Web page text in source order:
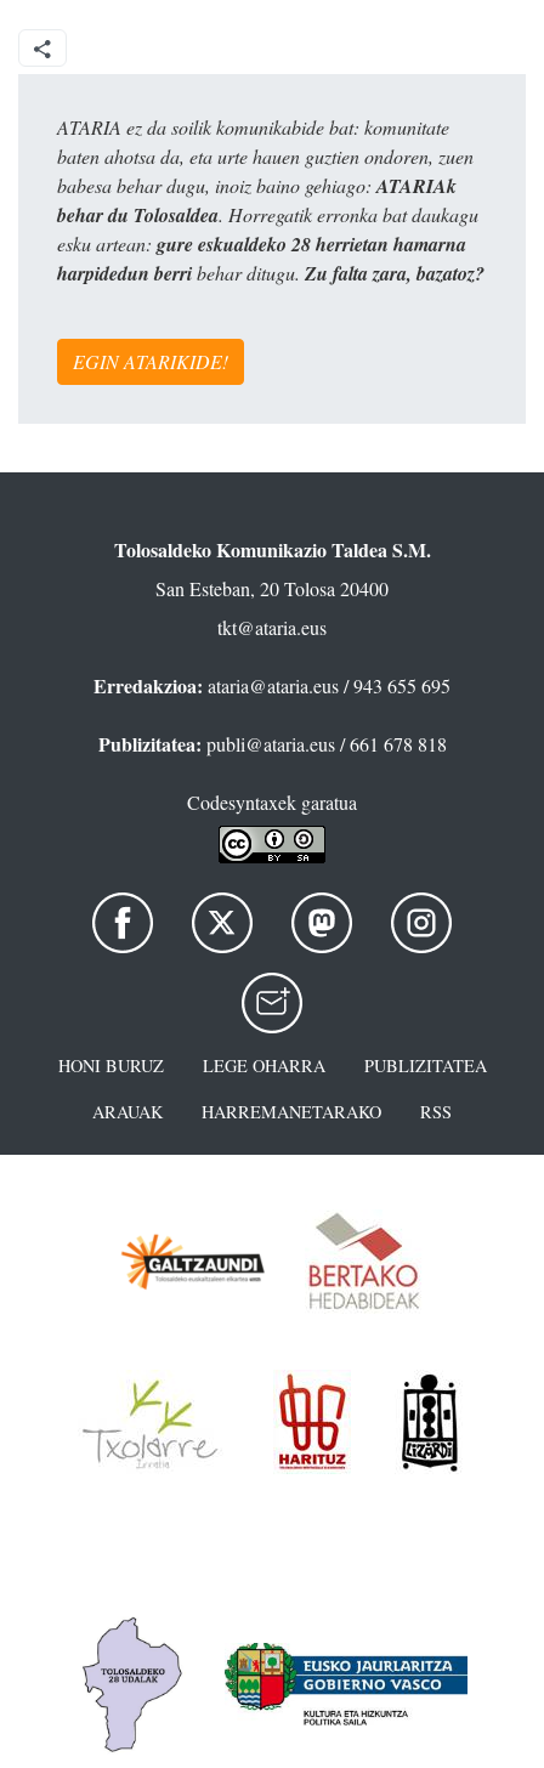
ATARIA ez da soilik komunikabide bat: komunitate
baten ahotsa da, eta urte hauen guztien ondoren, zuen
babesa behar dugu, inoiz baino gehiago:ATARIAk
behar du Tolosaldea. Horregatik erronka bat daukagu
esku artean: gure eskualdeko 28 herrietan hamarna
harpidedun berribehar ditugu. Zu falta zara, bazatoz?
EGIN ATARIKIDE!
Tolosaldeko Komunikazio Taldea S.M.
San Esteban, 20 Tolosa 20400
tkt@ataria.eus
Erredakzioa: ataria@ataria.eus/ 943 655 695
Publizitatea: publi@ataria.eus/ 661 678 818
Codesyntaxek garatua
HONI BURUZ LEGE OHARRA
PUBLIZITATEA
ARAUAK
HARREMANETARAKO RSS